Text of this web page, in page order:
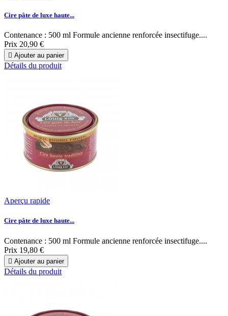
Cire pâte de luxe haute...
Contenance : 500 ml Formule ancienne renforcée insectifuge....
Prix 20,90 €
 Ajouter au panier
Détails du produit
Aperçu rapide
Cire pâte de luxe haute...
Contenance : 500 ml Formule ancienne renforcée insectifuge....
Prix 19,80 €
 Ajouter au panier
Détails du produit